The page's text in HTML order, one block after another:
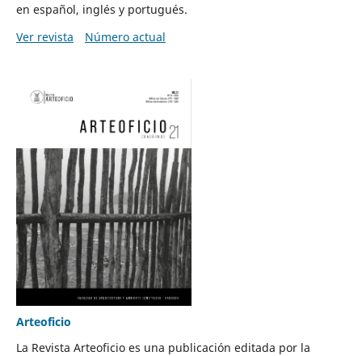
en español, inglés y portugués.
Ver revista
Número actual
Arteoficio
La Revista Arteoficio es una publicación editada por la